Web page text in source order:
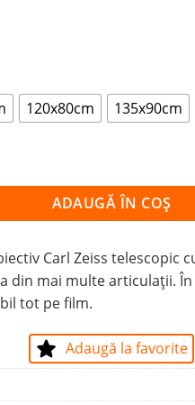
120x80cm 135x90cm
ADAUGĂ ÎN COȘ
Carl Zeiss telescopic
din mai multe articulații.
tot pe film.
Adaugă la favorite